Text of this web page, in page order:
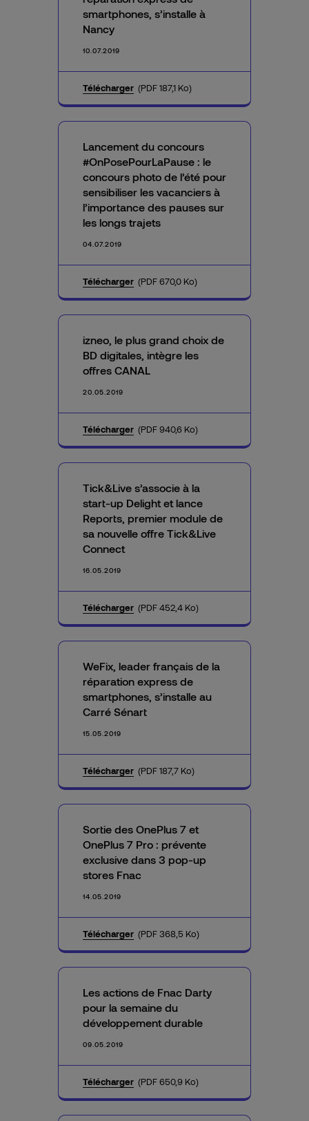
smartphones, s’installe à
Nancy
10.07.2019
Télécharger (PDF 187,1 Ko)
Lancement du concours
#OnPosePourLaPause : le
concours photo de l’été pour
sensibiliser les vacanciers à
l’importance des pauses sur
les longs trajets
04.07.2019
Télécharger (PDF 670,0 Ko)
izneo, le plus grand choix de
BD digitales, intègre les
offres CANAL
20.05.2019
Télécharger (PDF 940,6 Ko)
Tick&Live s’associe à la
start-up Delight et lance
Reports, premier module de
sa nouvelle offre Tick&Live
Connect
16.05.2019
Télécharger (PDF 452,4 Ko)
WeFix, leader français de la
réparation express de
smartphones, s’installe au
Carré Sénart
15.05.2019
Télécharger (PDF 187,7 Ko)
Sortie des OnePlus 7 et
OnePlus 7 Pro : prévente
exclusive dans 3 pop-up
stores Fnac
14.05.2019
Télécharger (PDF 368,5 Ko)
Les actions de Fnac Darty
pour la semaine du
développement durable
09.05.2019
Télécharger (PDF 650,9 Ko)